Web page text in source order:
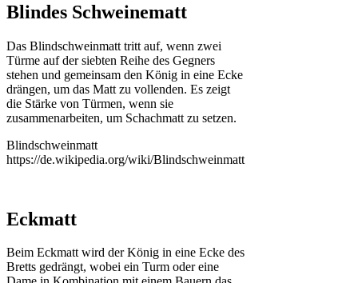
Blindes Schweinematt
Das Blindschweinmatt tritt auf, wenn zwei
Türme auf der siebten Reihe des Gegners
stehen und gemeinsam den König in eine Ecke
drängen, um das Matt zu vollenden. Es zeigt
die Stärke von Türmen, wenn sie
zusammenarbeiten, um Schachmatt zu setzen.
Blindschweinmatt
https://de.wikipedia.org/wiki/Blindschweinmatt
Eckmatt
Beim Eckmatt wird der König in eine Ecke des
Bretts gedrängt, wobei ein Turm oder eine